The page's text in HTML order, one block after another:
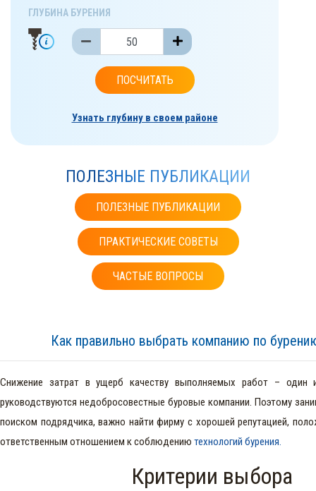
ГЛУБИНА БУРЕНИЯ
ПОСЧИТАТЬ
Узнать глубину в своем районе
ПОЛЕЗНЫЕ ПУБЛИКАЦИИ
ПОЛЕЗНЫЕ ПУБЛИКАЦИИ
ПРАКТИЧЕСКИЕ СОВЕТЫ
ЧАСТЫЕ ВОПРОСЫ
Как правильно выбрать компанию по
Снижение затрат в ущерб качеству выполняемых работ – один
руководствуются недобросовестные буровые компании. Поэтому
поиском подрядчика, важно найти фирму с хорошей репутацией,
ответственным отношением к соблюдению технологий бурения.
Критерии выбора